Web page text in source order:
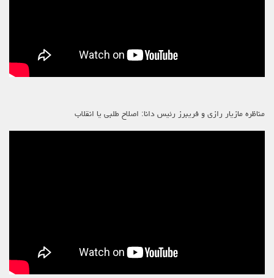
مناظره مازیار رازی و فریبرز رئیس دانا: اصلاح طلبی یا انقلاب